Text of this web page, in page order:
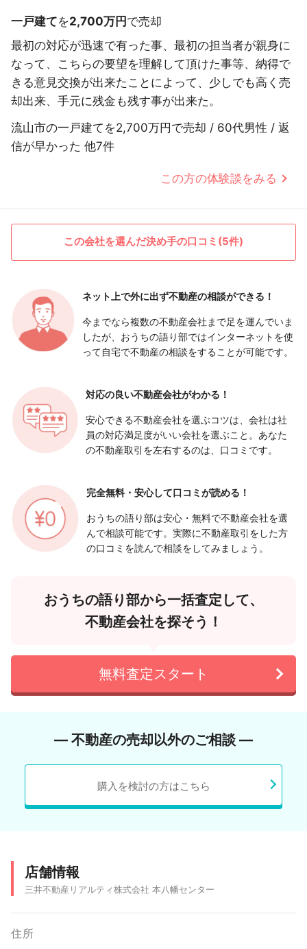
一戸建てを2,700万円 で売却
最初の対応が迅速で有った事、最初の担当者が親身に
なって、こちらの要望を理解して頂けた事等、納得で
きる意見交換が出来たことによって、少しでも高く売
却出来、手元に残金も残す事が出来た。
流山市の一戸建てを2,700万円で売却 / 60代男性 / 返
信が早かった 他7件
この方の体験談をみる
この会社を選んだ決め手の口コミ(5件)
ネット上で外に出ず不動産の相談ができる！
今までなら複数の不動産会社まで足を運んでいま
したが、おうちの語り部ではインターネットを使
って自宅で不動産の相談をすることが可能です。
対応の良い不動産会社がわかる！
安心できる不動産会社を選ぶコツは、会社は社
員の対応満足度がいい会社を選ぶこと。あなた
の不動産取引を左右するのは、口コミです。
完全無料・安心して口コミが読める！
おうちの語り部は安心・無料で不動産会社を選
んで相談可能です。実際に不動産取引をした方
の口コミを読んで相談をしてみましょう。
おうちの語り部から一括査定して、
不動産会社を探そう！
無料査定スタート
― 不動産の売却以外のご相談 ―
購入を検討の方はこちら
店舗情報
三井不動産リアルティ株式会社 本八幡センター
住所